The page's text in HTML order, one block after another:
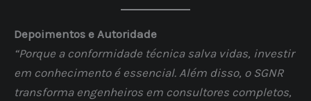
Depoimentos e Autoridade
“Porque a conformidade técnica salva vidas, investir
em conhecimento é essencial. Além disso, o SGNR
transforma engenheiros em consultores completos,